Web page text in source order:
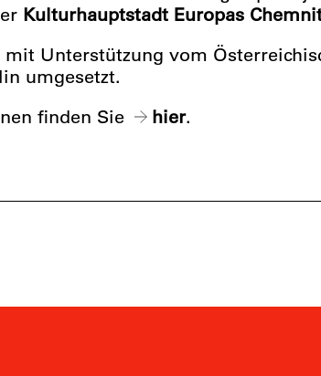
Kulturhauptstadt Europas
Unterstützung vom
umgesetzt.
finden Sie
hier.